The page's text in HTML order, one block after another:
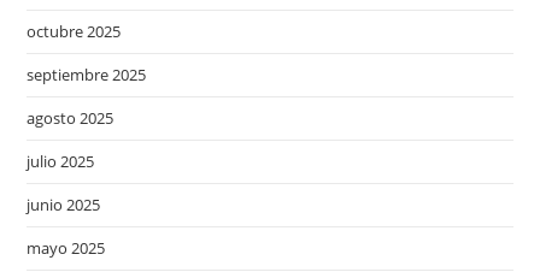
octubre 2025
septiembre 2025
agosto 2025
julio 2025
junio 2025
mayo 2025